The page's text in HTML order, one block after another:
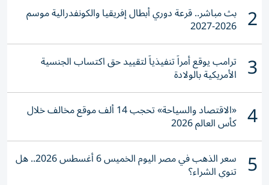
2 بث مباشر.. قرعة دوري أبطال إفريقيا والكونفدرالية موسم
2026-2027
3 ترامب يوقع أمراً تنفيذياً لتقييد حق اكتساب الجنسية
الأمريكية بالولادة
4 «الاقتصاد والسياحة» تحجب 14 ألف موقع مخالف خلال
كأس العالم 2026
5 سعر الذهب في مصر اليوم الخميس 6 أغسطس 2026.. هل
تنوي الشراء؟